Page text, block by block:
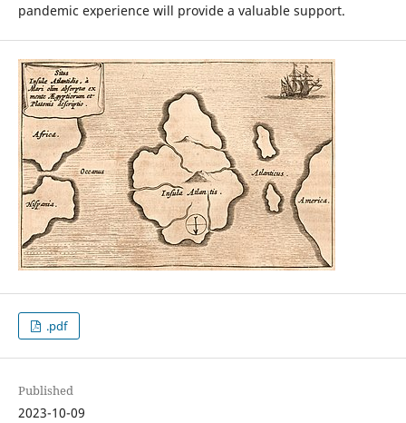
pandemic experience will provide a valuable support.
.pdf
Published
2023-10-09